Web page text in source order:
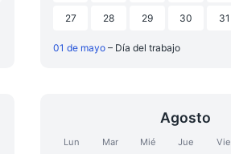
27 28 29 30 31
01 de mayo – Día del trabajo
Agosto
Lun Mar Mié Jue Vie